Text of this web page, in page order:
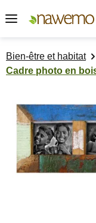
Passer au contenu
Bien-être et habitat
Cadre photo en
Ignorer la galerie